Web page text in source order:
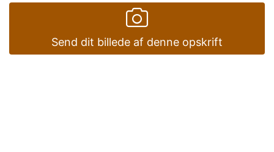
Send dit billede af denne opskrift